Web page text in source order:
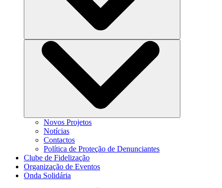
Novos Projetos
Notícias
Contactos
Política de Proteção de Denunciantes
Clube de Fidelização
Organização de Eventos
Onda Solidária